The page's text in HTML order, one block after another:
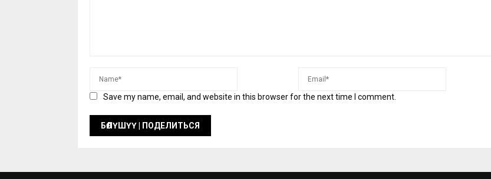
Save my name, email, and website in this browser for the next time I comment.